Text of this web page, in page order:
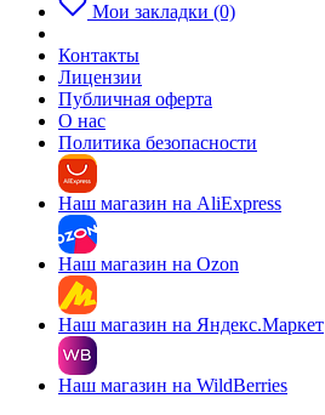
Мои закладки (0)
Контакты
Лицензии
Публичная оферта
О нас
Политика безопасности
Наш магазин на AliExpress
Наш магазин на Ozon
Наш магазин на Яндекс.Маркет
Наш магазин на WildBerries